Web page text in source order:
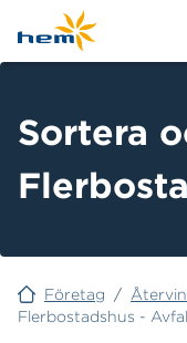
Hoppa till
Sortera
Företag /
Flerbostadshus -